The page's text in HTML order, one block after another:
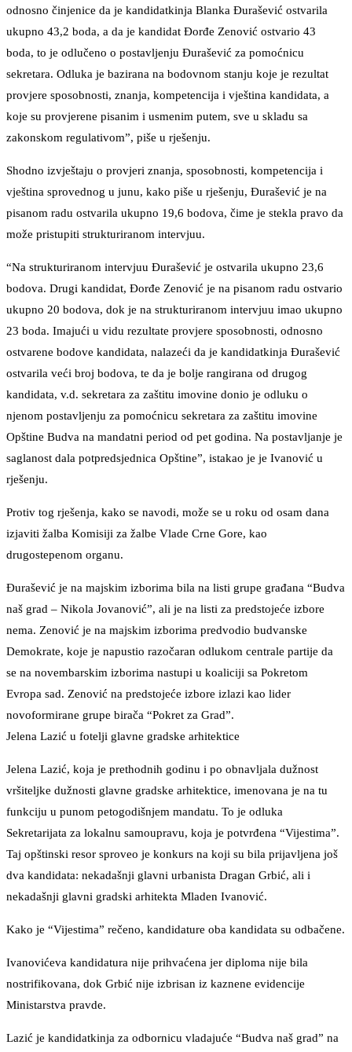
odnosno činjenice da je kandidatkinja Blanka Đurašević ostvarila
ukupno 43,2 boda, a da je kandidat Đorđe Zenović ostvario 43
boda, to je odlučeno o postavljenju Đurašević za pomoćnicu
sekretara. Odluka je bazirana na bodovnom stanju koje je rezultat
provjere sposobnosti, znanja, kompetencija i vještina kandidata, a
koje su provjerene pisanim i usmenim putem, sve u skladu sa
zakonskom regulativom”, piše u rješenju.
Shodno izvještaju o provjeri znanja, sposobnosti, kompetencija i
vještina sprovednog u junu, kako piše u rješenju, Đurašević je na
pisanom radu ostvarila ukupno 19,6 bodova, čime je stekla pravo da
može pristupiti strukturiranom intervjuu.
“Na strukturiranom intervjuu Đurašević je ostvarila ukupno 23,6
bodova. Drugi kandidat, Đorđe Zenović je na pisanom radu ostvario
ukupno 20 bodova, dok je na strukturiranom intervjuu imao ukupno
23 boda. Imajući u vidu rezultate provjere sposobnosti, odnosno
ostvarene bodove kandidata, nalazeći da je kandidatkinja Đurašević
ostvarila veći broj bodova, te da je bolje rangirana od drugog
kandidata, v.d. sekretara za zaštitu imovine donio je odluku o
njenom postavljenju za pomoćnicu sekretara za zaštitu imovine
Opštine Budva na mandatni period od pet godina. Na postavljanje je
saglanost dala potpredsjednica Opštine”, istakao je je Ivanović u
rješenju.
Protiv tog rješenja, kako se navodi, može se u roku od osam dana
izjaviti žalba Komisiji za žalbe Vlade Crne Gore, kao
drugostepenom organu.
Đurašević je na majskim izborima bila na listi grupe građana “Budva
naš grad – Nikola Jovanović”, ali je na listi za predstojeće izbore
nema. Zenović je na majskim izborima predvodio budvanske
Demokrate, koje je napustio razočaran odlukom centrale partije da
se na novembarskim izborima nastupi u koaliciji sa Pokretom
Evropa sad. Zenović na predstojeće izbore izlazi kao lider
novoformirane grupe birača “Pokret za Grad”.
Jelena Lazić u fotelji glavne gradske arhitektice
Jelena Lazić, koja je prethodnih godinu i po obnavljala dužnost
vršiteljke dužnosti glavne gradske arhitektice, imenovana je na tu
funkciju u punom petogodišnjem mandatu. To je odluka
Sekretarijata za lokalnu samoupravu, koja je potvrđena “Vijestima”.
Taj opštinski resor sproveo je konkurs na koji su bila prijavljena još
dva kandidata: nekadašnji glavni urbanista Dragan Grbić, ali i
nekadašnji glavni gradski arhitekta Mladen Ivanović.
Kako je “Vijestima” rečeno, kandidature oba kandidata su odbačene.
Ivanovićeva kandidatura nije prihvaćena jer diploma nije bila
nostrifikovana, dok Grbić nije izbrisan iz kaznene evidencije
Ministarstva pravde.
Lazić je kandidatkinja za odbornicu vladajuće “Budva naš grad” na